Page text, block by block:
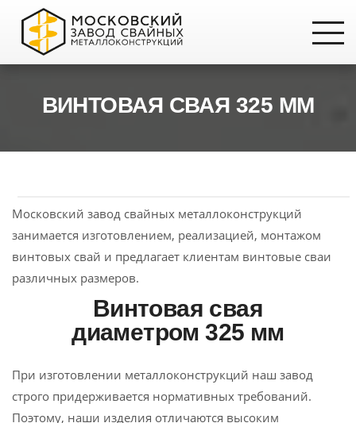
ВИНТОВАЯ СВАЯ 325 ММ
Московский завод свайных металлоконструкций
занимается изготовлением, реализацией, монтажом
винтовых свай и предлагает клиентам винтовые сваи
различных размеров.
Винтовая свая
диаметром 325 мм
При изготовлении металлоконструкций наш завод
строго придерживается нормативных требований.
Поэтому, наши изделия отличаются высоким